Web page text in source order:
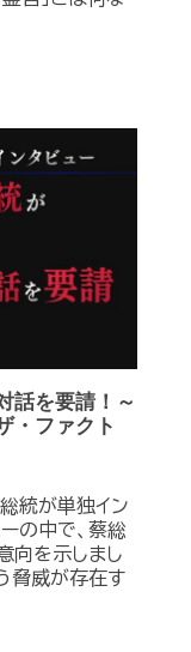
話を要請！～
・ファクト
統が単独イン
の中で、蔡総
向を示しまし
脅威が存在す